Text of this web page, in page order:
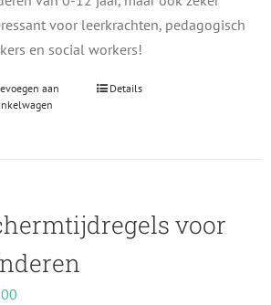
voor leerkrachten, pedagogisch
en social workers!
aan
Details
voor